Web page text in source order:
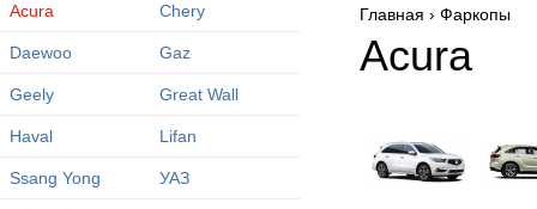
Acura Chery
Daewoo Gaz
Geely Great Wall
Haval Lifan
Ssang Yong УАЗ
Вы здесь
Главная › Фаркопы
Acura